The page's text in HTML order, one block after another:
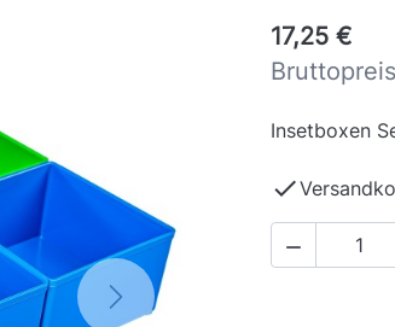
Next
17,25 €
Bruttopreis
Insetboxen

